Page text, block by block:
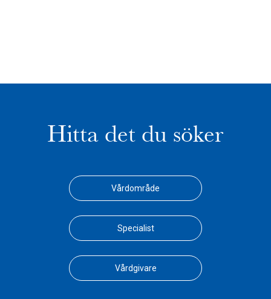
Hitta det du söker
Vårdområde
Specialist
Vårdgivare